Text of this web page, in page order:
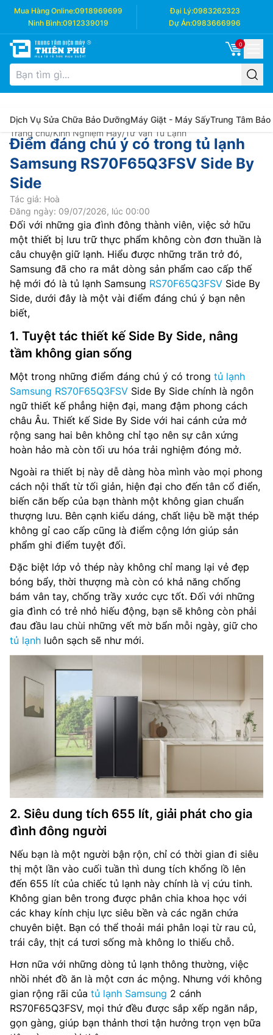
Mua Hàng Online:0918969699 Đại Lý:0983262323
Ninh Bình:0912339019 Dự Án:0983666996
0
Dịch Vụ Sửa Chữa Bảo DưỡngMáy Giặt - Máy SấyTrung Tâm Bảo
Trang chủ/Kinh Nghiệm Hay/Tư Vấn Tủ Lạnh
Điểm đáng chú ý có trong tủ lạnh
Samsung RS70F65Q3FSV Side By
Side
Tác giả: Hoà
Đăng ngày: 09/07/2026, lúc 00:00
Đối với những gia đình đông thành viên, việc sở hữu
một thiết bị lưu trữ thực phẩm không còn đơn thuần là
câu chuyện giữ lạnh. Hiểu được những trăn trở đó,
Samsung đã cho ra mắt dòng sản phẩm cao cấp thế
hệ mới đó là tủ lạnh Samsung RS70F65Q3FSV Side By
Side, dưới đây là một vài điểm đáng chú ý bạn nên
biết,
1. Tuyệt tác thiết kế Side By Side, nâng
tầm không gian sống
Một trong những điểm đáng chú ý có trong tủ lạnh
Samsung RS70F65Q3FSV Side By Side chính là ngôn
ngữ thiết kế phẳng hiện đại, mang đậm phong cách
châu Âu. Thiết kế Side By Side với hai cánh cửa mở
rộng sang hai bên không chỉ tạo nên sự cân xứng
hoàn hảo mà còn tối ưu hóa trải nghiệm đóng mở.
Ngoài ra thiết bị này dễ dàng hòa mình vào mọi phong
cách nội thất từ tối giản, hiện đại cho đến tân cổ điển,
biến căn bếp của bạn thành một không gian chuẩn
thượng lưu. Bên cạnh kiểu dáng, chất liệu bề mặt thép
không gỉ cao cấp cũng là điểm cộng lớn giúp sản
phẩm ghi điểm tuyệt đối.
Đặc biệt lớp vỏ thép này không chỉ mang lại vẻ đẹp
bóng bẩy, thời thượng mà còn có khả năng chống
bám vân tay, chống trầy xước cực tốt. Đối với những
gia đình có trẻ nhỏ hiếu động, bạn sẽ không còn phải
đau đầu lau chùi những vết mờ bẩn mỗi ngày, giữ cho
tủ lạnh luôn sạch sẽ như mới.
2. Siêu dung tích 655 lít, giải phát cho gia
đình đông người
Nếu bạn là một người bận rộn, chỉ có thời gian đi siêu
thị một lần vào cuối tuần thì dung tích khổng lồ lên
đến 655 lít của chiếc tủ lạnh này chính là vị cứu tinh.
Không gian bên trong được phân chia khoa học với
các khay kính chịu lực siêu bền và các ngăn chứa
chuyên biệt. Bạn có thể thoải mái phân loại từ rau củ,
trái cây, thịt cá tươi sống mà không lo thiếu chỗ.
Hơn nữa với những dòng tủ lạnh thông thường, việc
nhồi nhét đồ ăn là một cơn ác mộng. Nhưng với không
gian rộng rãi của tủ lạnh Samsung 2 cánh
RS70F65Q3FSV, mọi thứ đều được sắp xếp ngăn nắp,
gọn gàng, giúp bạn thảnh thơi tận hưởng trọn vẹn bữa